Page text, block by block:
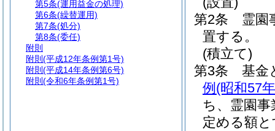
第2条
霊園
置する。
(積立て)
第3条
基金
例 (昭和57
ち、霊園
定める額
第5条(運用益金の処理)
第6条(繰替運用)
第7条(処分)
第8条(委任)
附則
附則 (平成12年条例第1号)
附則 (平成14年条例第6号)
附則 (令和6年条例第1号)